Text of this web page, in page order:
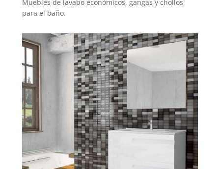
Muebles de lavabo económicos, gangas y chollos
para el baño.